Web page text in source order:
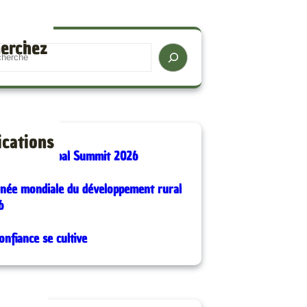
Good Global Summit 2026
mondiale du développement rural
se cultive